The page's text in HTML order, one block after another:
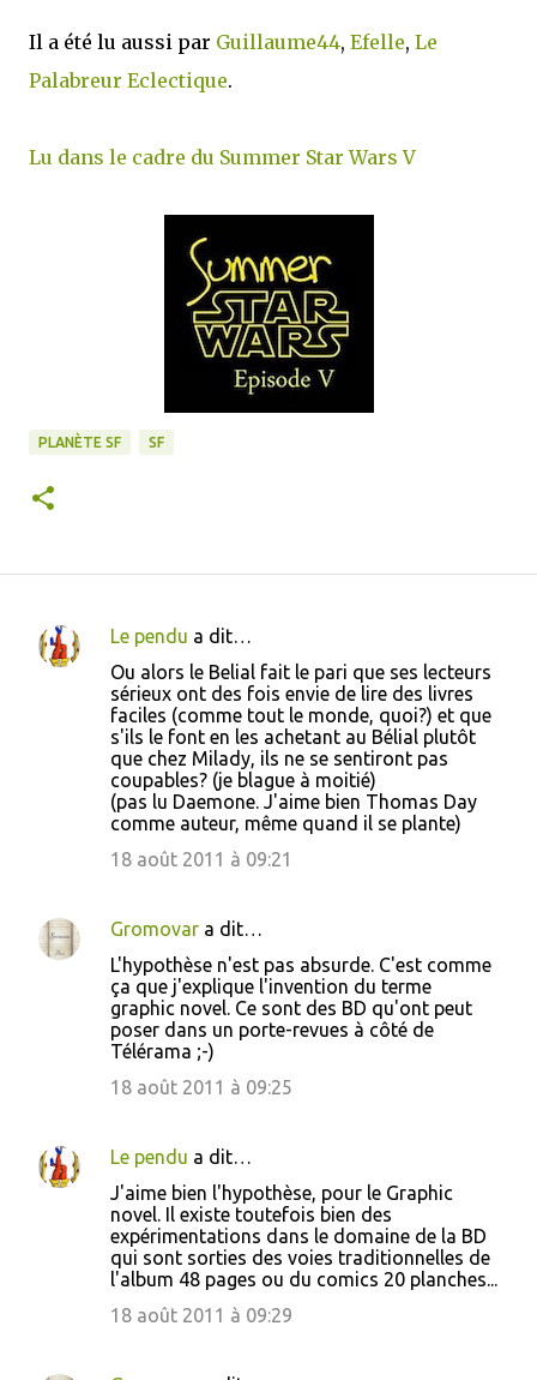
Il a été lu aussi par Guillaume44, Efelle, Le
Palabreur Eclectique.
Lu dans le cadre du Summer Star Wars V
PLANÈTE SF SF
C
i
r
Le pendu a dit…
Ou alors le Belial fait le pari que ses lecteurs
sérieux ont des fois envie de lire des livres
faciles (comme tout le monde, quoi?) et que
s'ils le font en les achetant au Bélial plutôt
que chez Milady, ils ne se sentiront pas
coupables? (je blague à moitié)
(pas lu Daemone. J'aime bien Thomas Day
comme auteur, même quand il se plante)
18 août 2011 à 09:21
Gromovar a dit…
L'hypothèse n'est pas absurde. C'est comme
ça que j'explique l'invention du terme
graphic novel. Ce sont des BD qu'ont peut
poser dans un porte-revues à côté de
Télérama ;-)
18 août 2011 à 09:25
Le pendu a dit…
J'aime bien l'hypothèse, pour le Graphic
novel. Il existe toutefois bien des
expérimentations dans le domaine de la BD
qui sont sorties des voies traditionnelles de
l'album 48 pages ou du comics 20 planches...
18 août 2011 à 09:29